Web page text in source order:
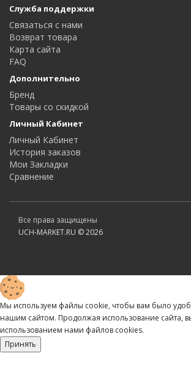
Служба поддержки
Связаться с нами
Возврат товара
Карта сайта
FAQ
Дополнительно
Бренд
Товары со скидкой
Личный Кабинет
Личный Кабинет
История заказов
Мои Закладки
Сравнение
Все права защищены
UCH-MARKET.RU © 2026
Мы используем файлы cookie, чтобы вам было
нашим сайтом. Продолжая использование сайта,
использованием нами файлов cookies.
Принять